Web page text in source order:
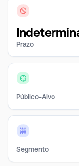
Prazo
Público-Alvo
Segmento